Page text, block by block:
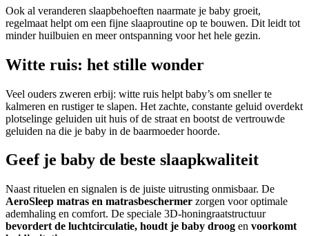
Ook al veranderen slaapbehoeften naarmate je baby groeit,
regelmaat helpt om een fijne slaaproutine op te bouwen. Dit leidt tot
minder huilbuien en meer ontspanning voor het hele gezin.
Witte ruis: het stille wonder
Veel ouders zweren erbij: witte ruis helpt baby’s om sneller te
kalmeren en rustiger te slapen. Het zachte, constante geluid overdekt
plotselinge geluiden uit huis of de straat en bootst de vertrouwde
geluiden na die je baby in de baarmoeder hoorde.
Geef je baby de beste slaapkwaliteit
Naast rituelen en signalen is de juiste uitrusting onmisbaar. De
AeroSleep matras en matrasbeschermer zorgen voor optimale
ademhaling en comfort. De speciale 3D-honingraatstructuur
bevordert de luchtcirculatie, houdt je baby droog en voorkomt